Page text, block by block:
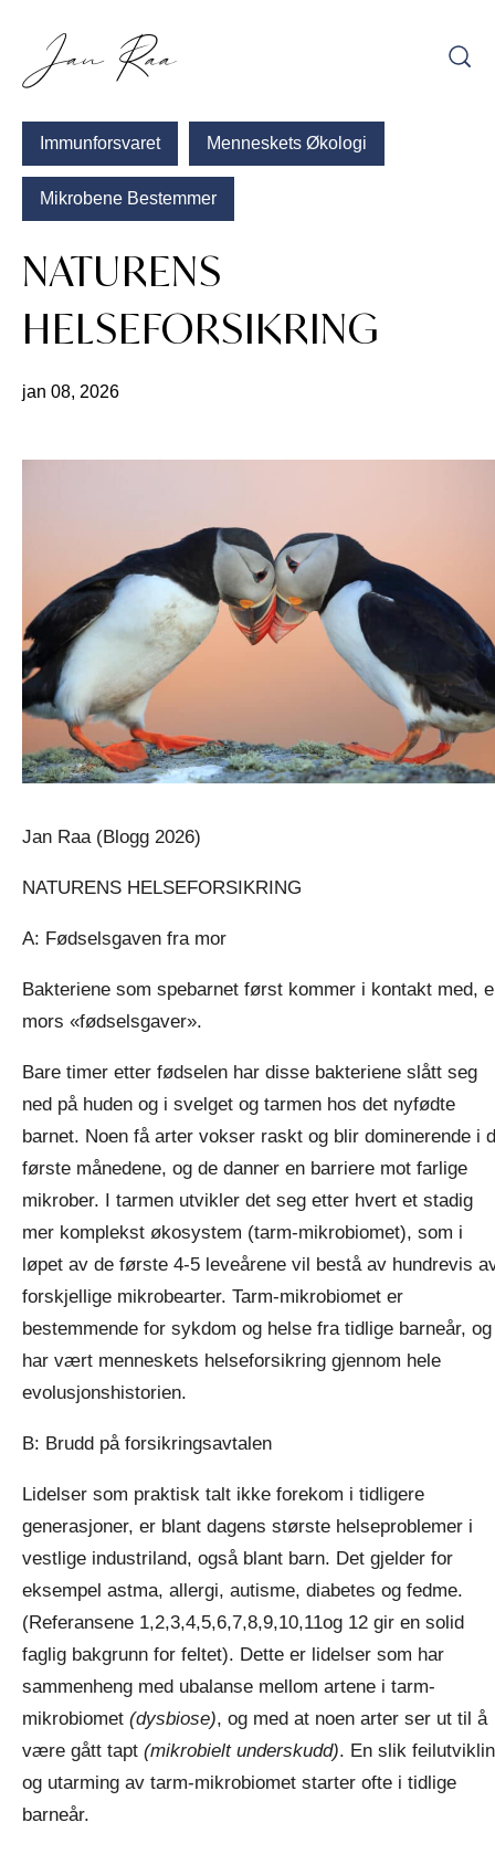
innhold
Immunforsvaret Menneskets Økologi
Mikrobene Bestemmer
NATURENS
HELSEFORSIKRING
jan 08, 2026
Jan Raa (Blogg 2026)
NATURENS HELSEFORSIKRING
A: Fødselsgaven fra mor
Bakteriene som spebarnet først kommer i kontakt med,
mors «fødselsgaver».
Bare timer etter fødselen har disse bakteriene slått seg
ned på huden og i svelget og tarmen hos det nyfødte
barnet. Noen få arter vokser raskt og blir dominerende i
første månedene, og de danner en barriere mot farlige
mikrober. I tarmen utvikler det seg etter hvert et stadig
mer komplekst økosystem (tarm-mikrobiomet), som i
løpet av de første 4-5 leveårene vil bestå av hundrevis
forskjellige mikrobearter. Tarm-mikrobiomet er
bestemmende for sykdom og helse fra tidlige barneår, og
har vært menneskets helseforsikring gjennom hele
evolusjonshistorien.
B: Brudd på forsikringsavtalen
Lidelser som praktisk talt ikke forekom i tidligere
generasjoner, er blant dagens største helseproblemer i
vestlige industriland, også blant barn. Det gjelder for
eksempel astma, allergi, autisme, diabetes og fedme.
(Referansene 1,2,3,4,5,6,7,8,9,10,11og 12 gir en solid
faglig bakgrunn for feltet). Dette er lidelser som har
sammenheng med ubalanse mellom artene i tarm-
mikrobiomet (dysbiose), og med at noen arter ser ut til å
være gått tapt (mikrobielt underskudd). En slik
og utarming av tarm-mikrobiomet starter ofte i tidlige
barneår.